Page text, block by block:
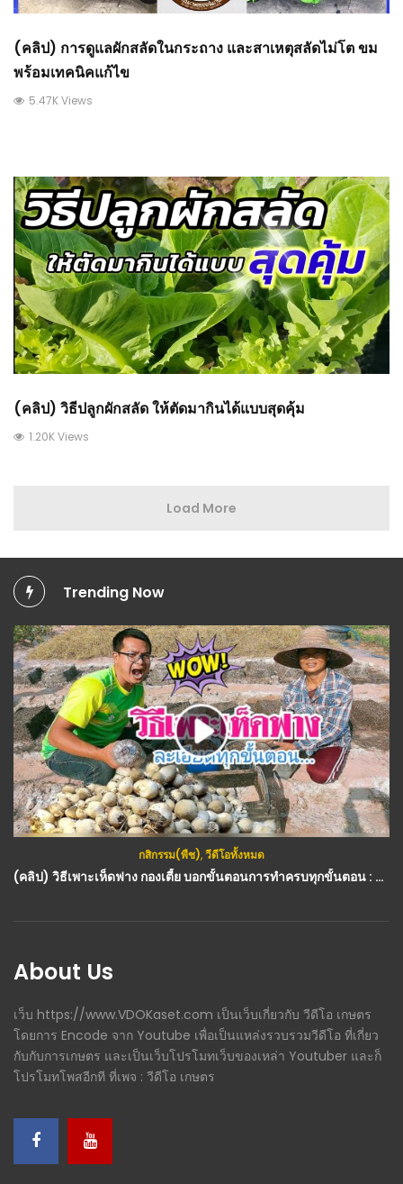
(คลิป) การดูแลผักสลัดในกระถาง และสาเหตุสลัดไม่โต ขม
พร้อมเทคนิคแก้ไข
5.47K Views
(คลิป) วิธีปลูกผักสลัด ให้ตัดมากินได้แบบสุดคุ้ม
1.20K Views
Load More
Trending Now
กสิกรรม(พืช),วีดีโอทั้งหมด
(คลิป) วิธีเพาะเห็ดฟาง กองเตี้ย บอกขั้นตอนการทำครบทุกขั้นตอน : วีดีโอ เกษตร
กสิกรรม(พืช),วีดีโอทั้งหมด
(คลิป) ปุ๋ยเคมีทำให้ดินเสีย จริงหรือ ? BY อ.ทอง ธรรมดา (ความเข้าใจผิดทางการเกษตร) : วีดีโอ เกษตร
About Us
เว็บ https://www.VDOKaset.com เป็นเว็บเกี่ยวกับ วีดีโอ เกษตร
โดยการ Encode จาก Youtube เพื่อเป็นแหล่งรวบรวมวีดีโอ ที่เกี่ยว
กับกับการเกษตร และเป็นเว็บโปรโมทเว็บของเหล่า Youtuber และก็
โปรโมทโพสอีกที ที่เพจ : วีดีโอ เกษตร